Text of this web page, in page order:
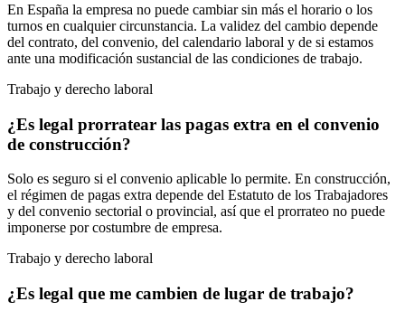
En España la empresa no puede cambiar sin más el horario o los
turnos en cualquier circunstancia. La validez del cambio depende
del contrato, del convenio, del calendario laboral y de si estamos
ante una modificación sustancial de las condiciones de trabajo.
Trabajo y derecho laboral
¿Es legal prorratear las pagas extra en el convenio
de construcción?
Solo es seguro si el convenio aplicable lo permite. En construcción,
el régimen de pagas extra depende del Estatuto de los Trabajadores
y del convenio sectorial o provincial, así que el prorrateo no puede
imponerse por costumbre de empresa.
Trabajo y derecho laboral
¿Es legal que me cambien de lugar de trabajo?